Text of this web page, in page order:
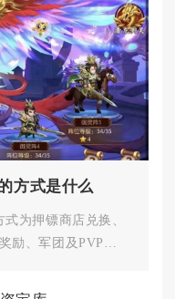
方式是什么
为押镖商店兑换、
励、军团及PVP玩